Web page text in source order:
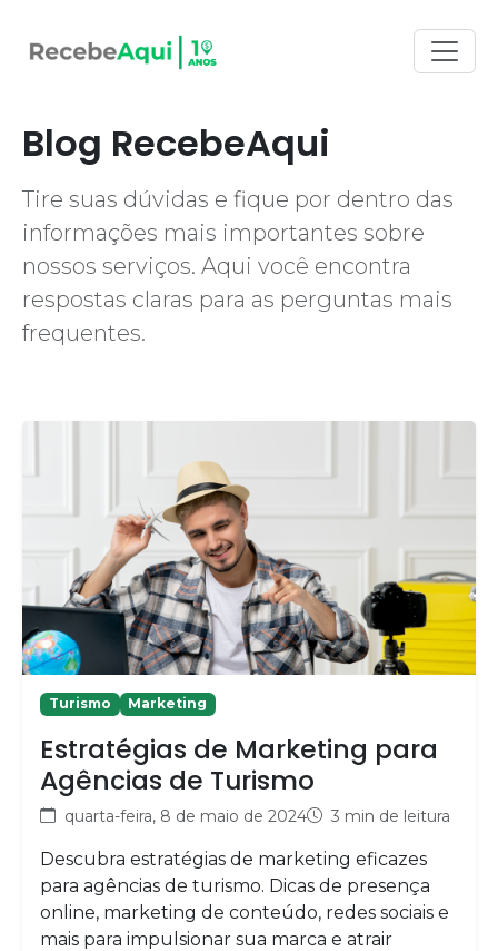
Blog RecebeAqui
Tire suas dúvidas e fique por dentro das
informações mais importantes sobre
nossos serviços. Aqui você encontra
respostas claras para as perguntas mais
frequentes.
Turismo Marketing
Estratégias de Marketing para
Agências de Turismo
quarta-feira, 8 de maio de 2024 3 min de leitura
Descubra estratégias de marketing eficazes
para agências de turismo. Dicas de presença
online, marketing de conteúdo, redes sociais e
mais para impulsionar sua marca e atrair